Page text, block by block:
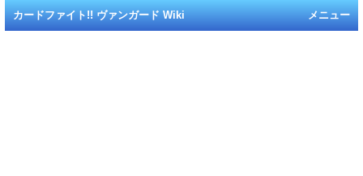
メニュー
カードファイト!! ヴァンガード Wiki